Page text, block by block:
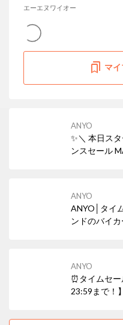
エーエヌワイオー
マ
ANYO
✨＼ 本日スタート！／✨
ンスセール
ANYO
ANYO│タイム
ンドのバイ
ANYO
⏰タイムセ
23:59まで！】 軽くて暖か。しかも撥水機能ま